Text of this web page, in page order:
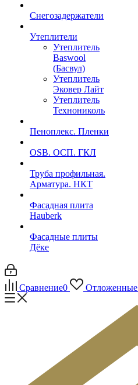
Снегозадержатели
Утеплители
Утеплитель
Baswool
(Басвул)
Утеплитель
Эковер Лайт
Утеплитель
Технониколь
Пеноплекс. Пленки
OSB. ОСП. ГКЛ
Труба профильная.
Арматура. НКТ
Фасадная плита
Hauberk
Фасадные плиты
Дёке
Сравнение0 Отложенные